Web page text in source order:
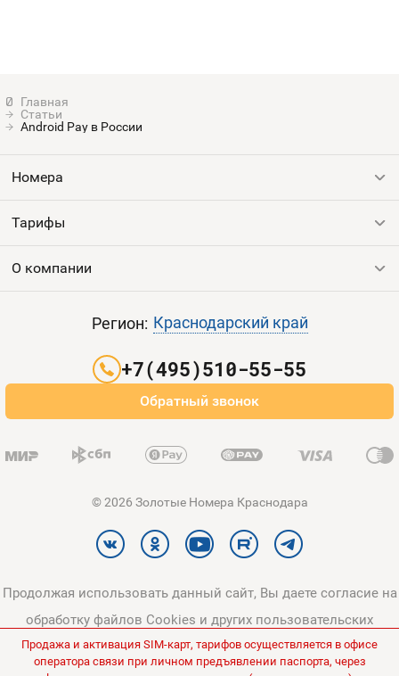
Статьи
Android Pay в России
Номера
Все номера
Тарифы
Выгодные тарифы
О компании
Оплата и доставка
Регион: Краснодарский край
+7(495)510-55-55
Обратный звонок
© 2026 Золотые Номера Краснодара
Продолжая использовать данный сайт, Вы даете согласие на
обработку файлов Cookies и других пользовательских
данных, в соответствии сПолитикой конфиденциальности
Продажа и активация SIM-карт, тарифов осуществляется в офисе
оператора связи при личном предъявлении паспорта, через